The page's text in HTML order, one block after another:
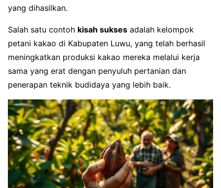
yang dihasilkan.
Salah satu contoh kisah sukses adalah kelompok
petani kakao di Kabupaten Luwu, yang telah berhasil
meningkatkan produksi kakao mereka melalui kerja
sama yang erat dengan penyuluh pertanian dan
penerapan teknik budidaya yang lebih baik.